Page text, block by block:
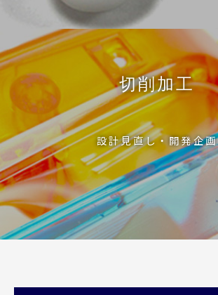
切削加工
設計見直し・開発企画